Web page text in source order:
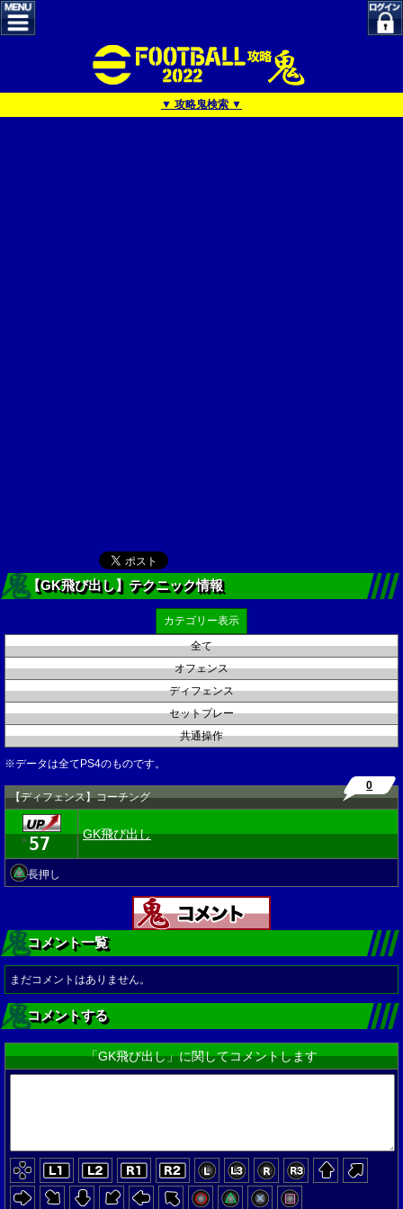
▼ 攻略鬼検索 ▼
【GK飛び出し】テクニック情報
カテゴリー表示
全て
オフェンス
ディフェンス
セットプレー
共通操作
※データは全てPS4のものです。
【ディフェンス】コーチング
0
★ 57 GK飛び出し
長押し
コメント一覧
まだコメントはありません。
コメントする
「GK飛び出し」に関してコメントします